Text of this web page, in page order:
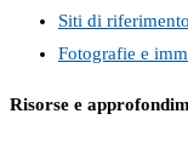
Siti di riferimento
Fotografie e
Risorse e